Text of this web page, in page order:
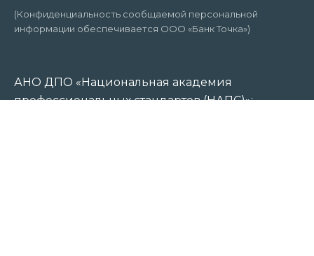
(Конфиденциальность сообщаемой персональной
информации обеспечивается ООО «Банк Точка»)
АНО ДПО «Национальная академия
профессиональных стандартов (НАПС)»: